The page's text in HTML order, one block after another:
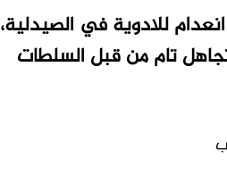
للادوية في الصيدلية،
تجاهل تام من قبل السلطات